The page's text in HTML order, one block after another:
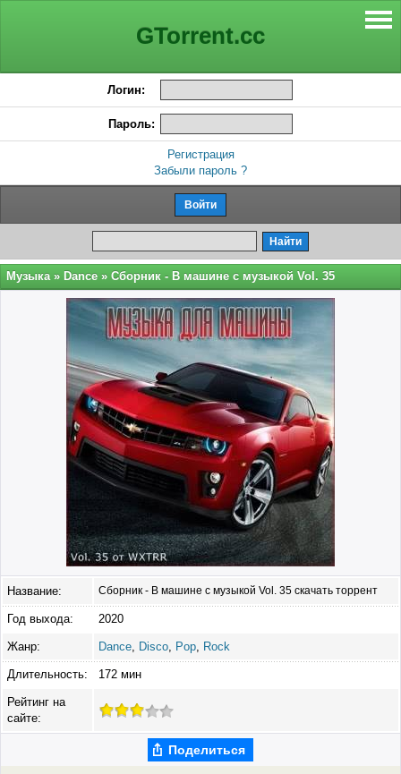
GTorrent.cc
Логин:
Пароль:
Регистрация
Забыли пароль ?
Музыка » Dance » Сборник - В машине с музыкой Vol. 35
Название: Сборник - В машине с музыкой Vol. 35 скачать торрент
Год выхода: 2020
Жанр: Dance Disco Pop Rock
Длительность: 172 мин
Рейтинг на
сайте:
Поделиться